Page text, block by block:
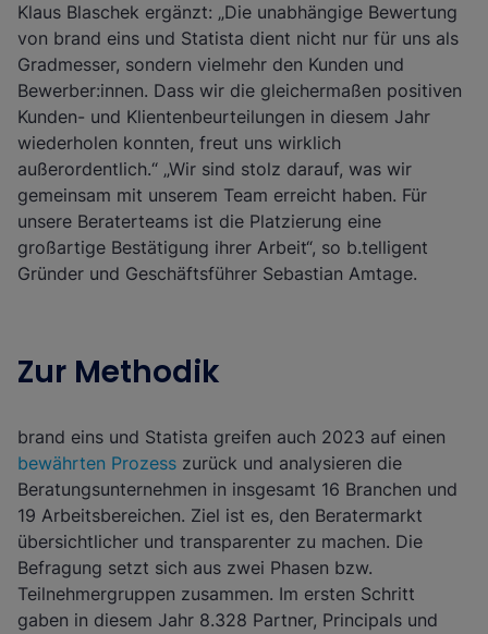
Klaus Blaschek ergänzt: „Die unabhängige Bewertung
von brand eins und Statista dient nicht nur für uns als
Gradmesser, sondern vielmehr den Kunden und
Bewerber:innen. Dass wir die gleichermaßen positiven
Kunden- und Klientenbeurteilungen in diesem Jahr
wiederholen konnten, freut uns wirklich
außerordentlich.“ „Wir sind stolz darauf, was wir
gemeinsam mit unserem Team erreicht haben. Für
unsere Beraterteams ist die Platzierung eine
großartige Bestätigung ihrer Arbeit“, so b.telligent
Gründer und Geschäftsführer Sebastian Amtage.
Zur Methodik
brand eins und Statista greifen auch 2023 auf einen
bewährten Prozess zurück und analysieren die
Beratungsunternehmen in insgesamt 16 Branchen und
19 Arbeitsbereichen. Ziel ist es, den Beratermarkt
übersichtlicher und transparenter zu machen. Die
Befragung setzt sich aus zwei Phasen bzw.
Teilnehmergruppen zusammen. Im ersten Schritt
gaben in diesem Jahr 8.328 Partner, Principals und